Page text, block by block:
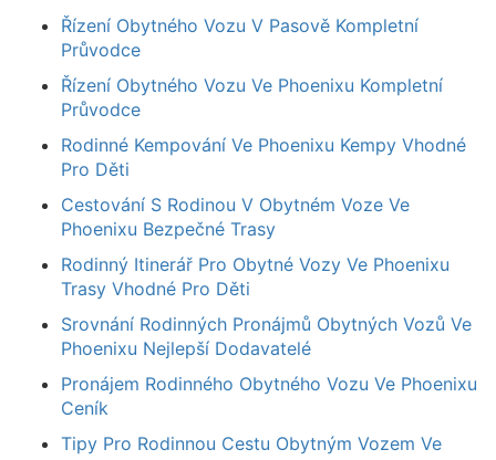
Řízení Obytného Vozu V Pasově Kompletní
Průvodce
Řízení Obytného Vozu Ve Phoenixu Kompletní
Průvodce
Rodinné Kempování Ve Phoenixu Kempy Vhodné
Pro Děti
Cestování S Rodinou V Obytném Voze Ve
Phoenixu Bezpečné Trasy
Rodinný Itinerář Pro Obytné Vozy Ve Phoenixu
Trasy Vhodné Pro Děti
Srovnání Rodinných Pronájmů Obytných Vozů Ve
Phoenixu Nejlepší Dodavatelé
Pronájem Rodinného Obytného Vozu Ve Phoenixu
Ceník
Tipy Pro Rodinnou Cestu Obytným Vozem Ve